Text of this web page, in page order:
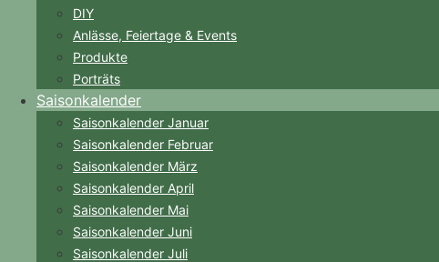
DIY
Anlässe, Feiertage & Events
Produkte
Porträts
Saisonkalender
Saisonkalender Januar
Saisonkalender Februar
Saisonkalender März
Saisonkalender April
Saisonkalender Mai
Saisonkalender Juni
Saisonkalender Juli